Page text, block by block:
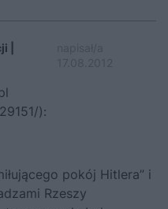
|
):
pokój Hitlera” i
Rzeszy